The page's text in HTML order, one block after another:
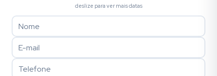
deslize para ver mais datas